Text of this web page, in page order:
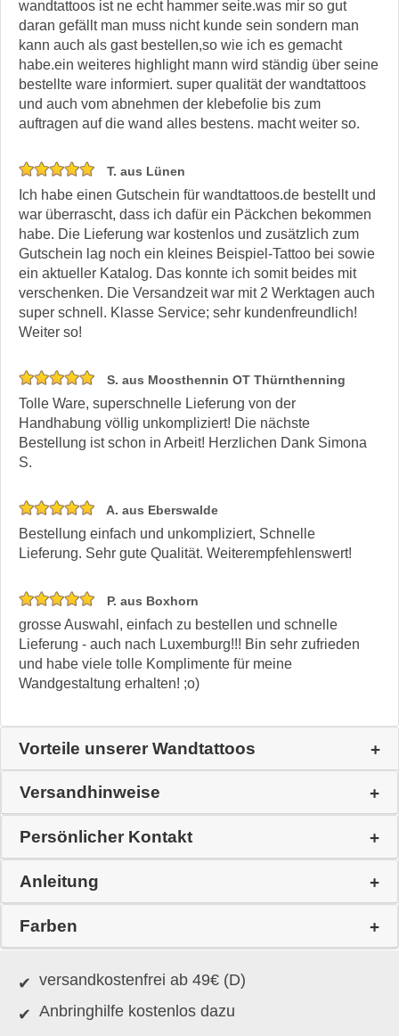
wandtattoos ist ne echt hammer seite.was mir so gut
daran gefällt man muss nicht kunde sein sondern man
kann auch als gast bestellen,so wie ich es gemacht
habe.ein weiteres highlight mann wird ständig über seine
bestellte ware informiert. super qualität der wandtattoos
und auch vom abnehmen der klebefolie bis zum
auftragen auf die wand alles bestens. macht weiter so.
T. aus Lünen
Ich habe einen Gutschein für wandtattoos.de bestellt und
war überrascht, dass ich dafür ein Päckchen bekommen
habe. Die Lieferung war kostenlos und zusätzlich zum
Gutschein lag noch ein kleines Beispiel-Tattoo bei sowie
ein aktueller Katalog. Das konnte ich somit beides mit
verschenken. Die Versandzeit war mit 2 Werktagen auch
super schnell. Klasse Service; sehr kundenfreundlich!
Weiter so!
S. aus Moosthennin OT Thürnthenning
Tolle Ware, superschnelle Lieferung von der
Handhabung völlig unkompliziert! Die nächste
Bestellung ist schon in Arbeit! Herzlichen Dank Simona
S.
A. aus Eberswalde
Bestellung einfach und unkompliziert, Schnelle
Lieferung. Sehr gute Qualität. Weiterempfehlenswert!
P. aus Boxhorn
grosse Auswahl, einfach zu bestellen und schnelle
Lieferung - auch nach Luxemburg!!! Bin sehr zufrieden
und habe viele tolle Komplimente für meine
Wandgestaltung erhalten! ;o)
Vorteile unserer Wandtattoos
Versandhinweise
Persönlicher Kontakt
Anleitung
Farben
versandkostenfrei ab 49€ (D)
Anbringhilfe kostenlos dazu